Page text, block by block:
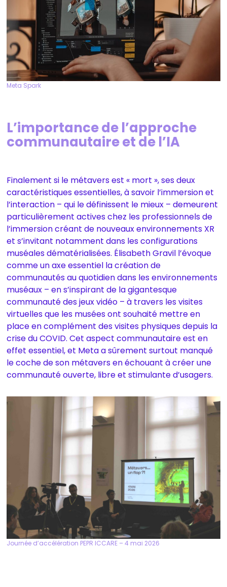
Meta Spark
L’importance de l’approche
communautaire et de l’IA
Finalement si le métavers est « mort », ses deux
caractéristiques essentielles, à savoir l’immersion et
l’interaction – qui le définissent le mieux – demeurent
particulièrement actives chez les professionnels de
l’immersion créant de nouveaux environnements XR
et s’invitant notamment dans les configurations
muséales dématérialisées. Élisabeth Gravil l’évoque
comme un axe essentiel la création de
communautés au quotidien dans les environnements
muséaux – en s’inspirant de la gigantesque
communauté des jeux vidéo – à travers les visites
virtuelles que les musées ont souhaité mettre en
place en complément des visites physiques depuis la
crise du COVID. Cet aspect communautaire est en
effet essentiel, et Meta a sûrement surtout manqué
le coche de son métavers en échouant à créer une
communauté ouverte, libre et stimulante d’usagers.
Journée d’accélération PEPR ICCARE – 4 mai 2026